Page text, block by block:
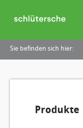
Sie befinden sich hier:
Produkte